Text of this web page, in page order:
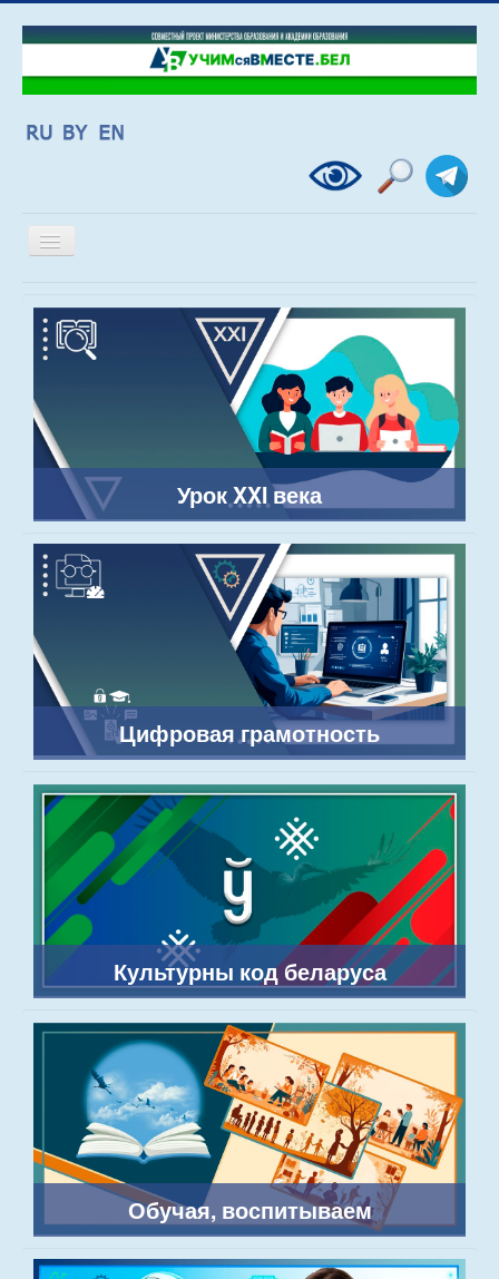
Включить/
выключить
Урок XXI века
Цифровая грамотность
Культурны код беларуса
Обучая, воспитываем